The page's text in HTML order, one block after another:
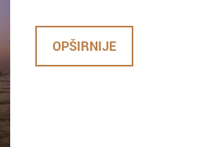
OPŠIRNIJE